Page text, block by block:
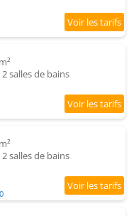
salles de bains
salles de bains